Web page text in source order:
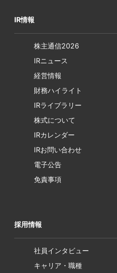
IR情報
株主通信2026
IRニュース
経営情報
財務ハイライト
IRライブラリー
株式について
IRカレンダー
IRお問い合わせ
電子公告
免責事項
採用情報
社員インタビュー
キャリア・職種